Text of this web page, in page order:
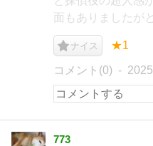
面もありましたが
ナイス ★1
コメント(0)
773